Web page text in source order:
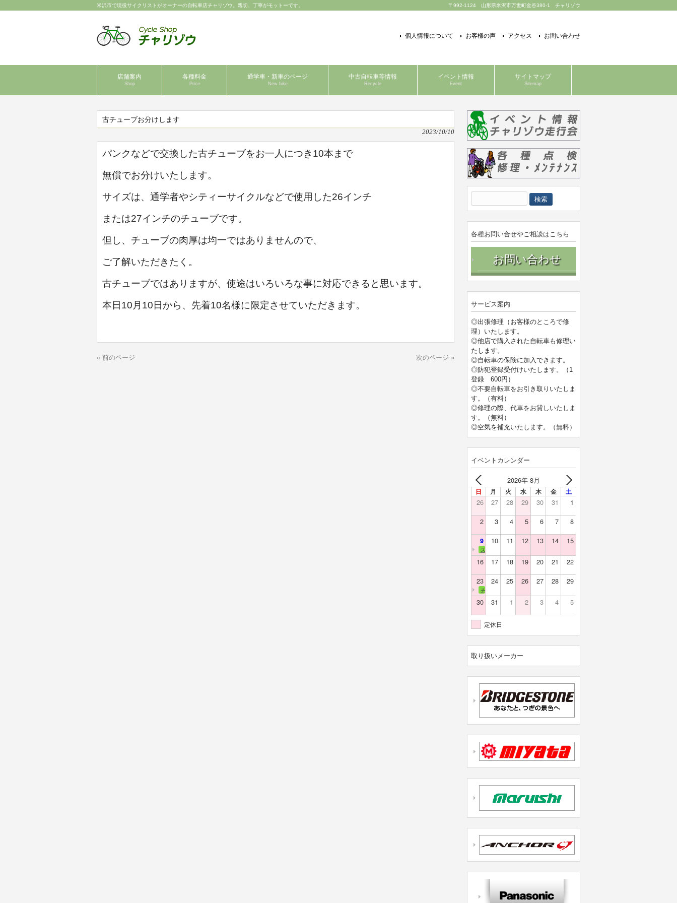
米沢市で現役サイクリストがオーナーの自転車店チャリゾウ。親切、丁寧がモットーです。 〒992-1124 山形県米沢市万世町金谷380-1 チャリゾウ
個人情報について お客様の声 アクセス お問い合わせ
店舗案内
Shop
各種料金
Price
通学車・新車のページ
New bike
中古自転車等情報
Recycle
イベント情報
Event
サイトマップ
Sitemap
古チューブお分けします
2023/10/10
パンクなどで交換した古チューブをお一人につき10本まで
無償でお分けいたします。
サイズは、通学者やシティーサイクルなどで使用した26インチ
または27インチのチューブです。
但し、チューブの肉厚は均一ではありませんので、
ご了解いただきたく。
古チューブではありますが、使途はいろいろな事に対応できると思います。
本日10月10日から、先着10名様に限定させていただきます。
« 前のページ 次のページ »
索:
各種お問い合せやご相談はこちら
お問い合わせ
サービス案内
◎出張修理（お客様のところで修
理）いたします。
◎他店で購入された自転車も修理い
たします。
◎自転車の保険に加入できます。
◎防犯登録受付けいたします。（1
登録 600円）
◎不要自転車をお引き取りいたしま
す。（有料）
◎修理の際、代車をお貸しいたしま
す。（無料）
◎空気を補充いたします。（無料）
イベントカレンダー
2026年 8月
日 月 火 水 木 金 土
26 27 28 29 30 31
1
2
3 4 5 6 7 8
9 10 11 12 13 14 15
スカイバレー
16 17 18 19 20 21
22
23
24 25 26 27 28 29
チェリーランド
30 31 1 2 3 4 5
定休日
取り扱いメーカー